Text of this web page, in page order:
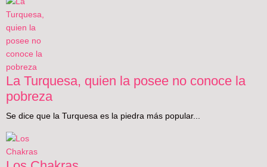
La Turquesa, quien la posee no conoce la
pobreza
Se dice que la Turquesa es la piedra más popular...